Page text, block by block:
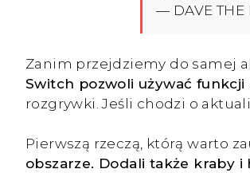
— DAVE THE
Zanim przejdziemy do samej
Switch pozwoli używać
rozgrywki. Jeśli chodzi o
Pierwszą rzeczą, którą warto
obszarze. Dodali także kraby